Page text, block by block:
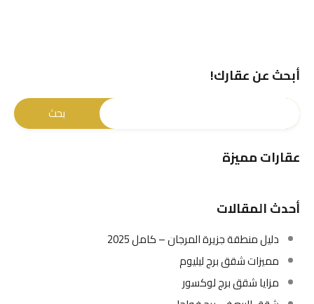
أبحث عن عقارك!
عقارات مميزة
أحدث المقالات
دليل منطقة جزيرة المرجان – كامل 2025
مميزات شقق برج ليليوم
مزايا شقق برج لوكسور